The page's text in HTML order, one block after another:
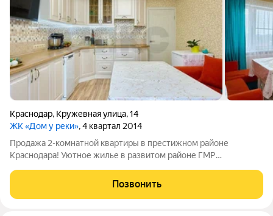
Краснодар, Кружевная улица,14
ЖК «Дом у реки», 4 квартал 2014
Продажа 2-комнатной квартиры в престижном районе
Краснодара! Уютное жилье в развитом районе ГМР
владельцев в одном из самых привлекательных районов
Позвонить